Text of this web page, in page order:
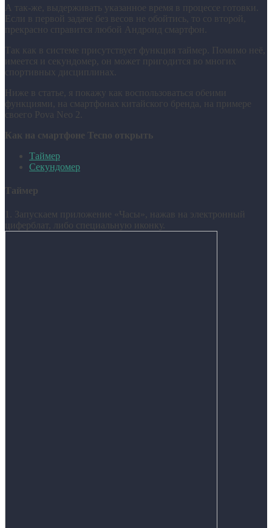
А так-же, выдерживать указанное время в процессе готовки.
Если в первой задаче без весов не обойтись, то со второй,
прекрасно справится любой Андроид смартфон.
Так как в системе присутствует функция таймер. Помимо неё,
имеется и секундомер, он может пригодится во многих
спортивных дисциплинах.
Ниже в статье, я покажу как воспользоваться обеими
функциями, на смартфонах китайского бренда, на примере
своего Pova Neo 2.
Как на смартфоне Tecno открыть
Таймер
Секундомер
Таймер
1. Запускаем приложение «Часы», нажав на электронный
циферблат, либо специальную иконку.